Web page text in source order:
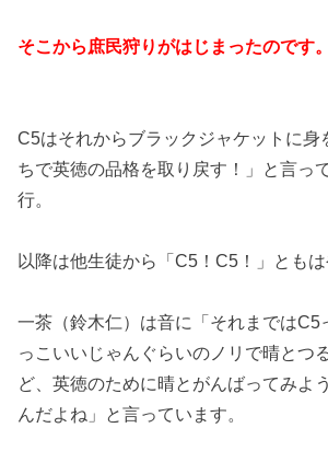
そこから庶民狩りがはじまったのです。
C5はそれからブラックジャケットに身
ちで英徳の品格を取り戻す！」と言っ
行。
以降は他生徒から「C5！C5！」ともは
一茶（鈴木仁）は音に「それまではC5
っこいいじゃんぐらいのノリで晴とつ
ど、英徳のために晴とがんばってみよ
んだよね」と言っています。